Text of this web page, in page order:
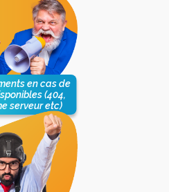
en cas de
(404,
serveur etc)